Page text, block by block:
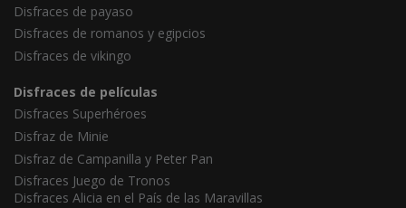
Disfraces de payaso
Disfraces de romanos y egipcios
Disfraces de vikingo
Disfraces de películas
Disfraces Superhéroes
Disfraz de Minie
Disfraz de Campanilla y Peter Pan
Disfraces Juego de Tronos
Disfraces Alicia en el País de las Maravillas